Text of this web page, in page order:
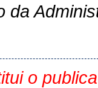
da
o